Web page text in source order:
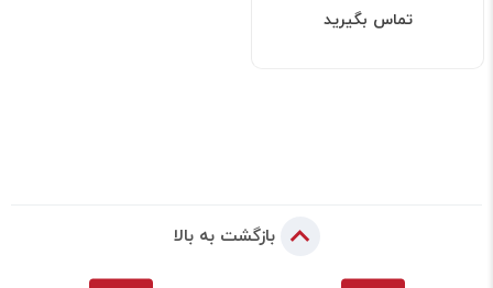
تماس بگیرید
بازگشت به بالا